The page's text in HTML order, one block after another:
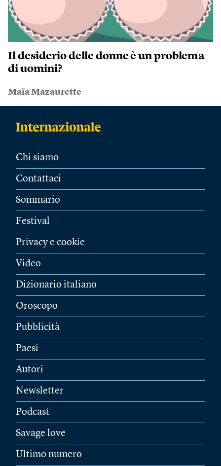
Il desiderio delle donne è un problema
di uomini?
Maïa Mazaurette
Chi siamo
Contattaci
Sommario
Festival
Privacy e cookie
Video
Dizionario italiano
Oroscopo
Pubblicità
Paesi
Autori
Newsletter
Podcast
Savage love
Ultimo numero